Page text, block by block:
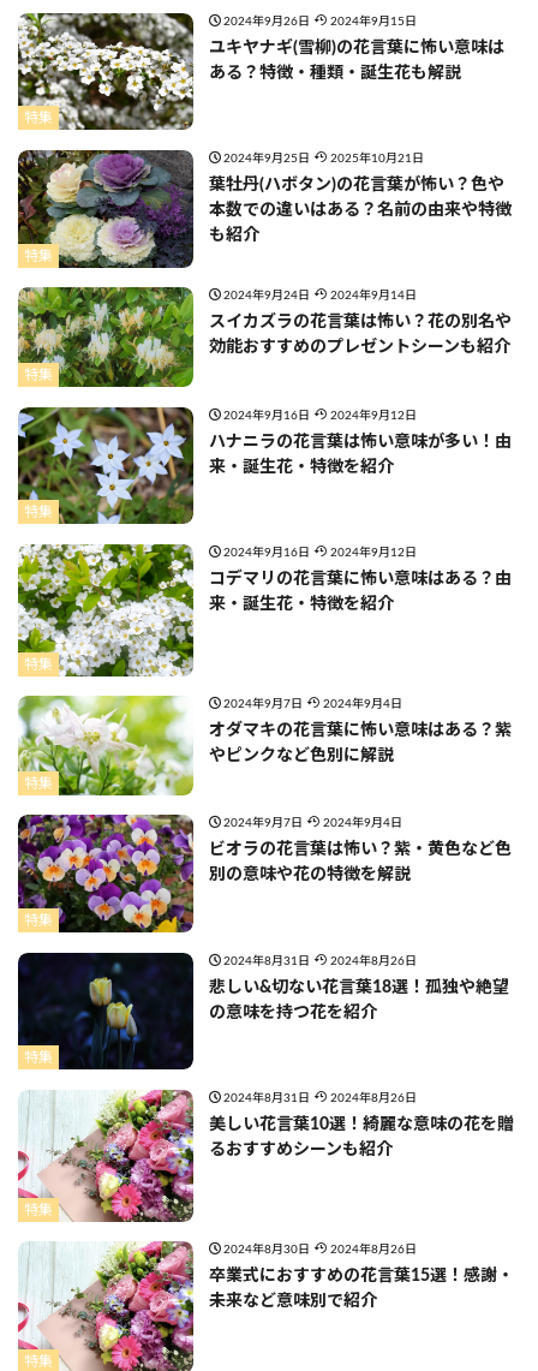
特集
2024年9月26日 2024年9月15日
ユキヤナギ(雪柳)の花言葉に怖い意味は
ある？特徴・種類・誕生花も解説
特集
2024年9月25日 2025年10月21日
葉牡丹(ハボタン)の花言葉が怖い？色や
本数での違いはある？名前の由来や特徴
も紹介
特集
2024年9月24日 2024年9月14日
スイカズラの花言葉は怖い？花の別名や
効能おすすめのプレゼントシーンも紹介
特集
2024年9月16日 2024年9月12日
ハナニラの花言葉は怖い意味が多い！由
来・誕生花・特徴を紹介
特集
2024年9月16日 2024年9月12日
コデマリの花言葉に怖い意味はある？由
来・誕生花・特徴を紹介
特集
2024年9月7日 2024年9月4日
オダマキの花言葉に怖い意味はある？紫
やピンクなど色別に解説
特集
2024年9月7日 2024年9月4日
ビオラの花言葉は怖い？紫・黄色など色
別の意味や花の特徴を解説
特集
2024年8月31日 2024年8月26日
悲しい&切ない花言葉18選！孤独や絶望
の意味を持つ花を紹介
特集
2024年8月31日 2024年8月26日
美しい花言葉10選！綺麗な意味の花を贈
るおすすめシーンも紹介
特集
2024年8月30日 2024年8月26日
卒業式におすすめの花言葉15選！感謝・
未来など意味別で紹介